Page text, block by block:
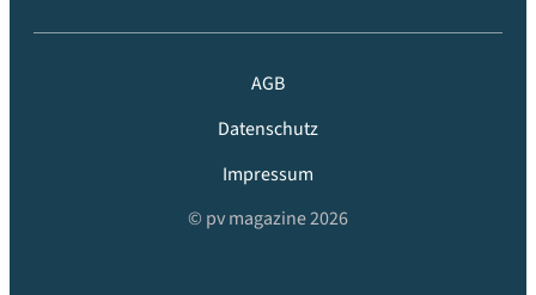
AGB
Datenschutz
Impressum
© pv magazine 2026